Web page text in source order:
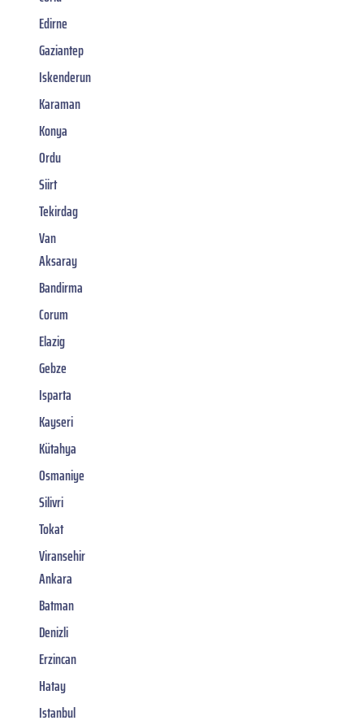
Edirne
Gaziantep
Iskenderun
Karaman
Konya
Ordu
Siirt
Tekirdag
Van
Aksaray
Bandirma
Corum
Elazig
Gebze
Isparta
Kayseri
Kütahya
Osmaniye
Silivri
Tokat
Viransehir
Ankara
Batman
Denizli
Erzincan
Hatay
Istanbul